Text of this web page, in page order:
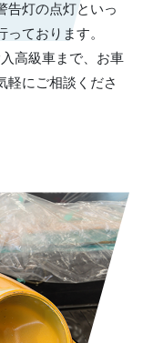
告灯の点灯といっ
ております。
高級車まで、お車
軽にご相談くださ